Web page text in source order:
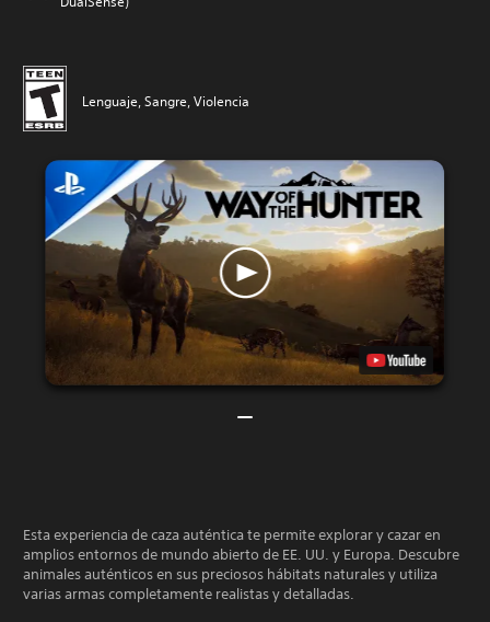
Lenguaje, Sangre, Violencia
Esta experiencia de caza auténtica te permite explorar y cazar en
amplios entornos de mundo abierto de EE. UU. y Europa. Descubre
animales auténticos en sus preciosos hábitats naturales y utiliza
varias armas completamente realistas y detalladas.